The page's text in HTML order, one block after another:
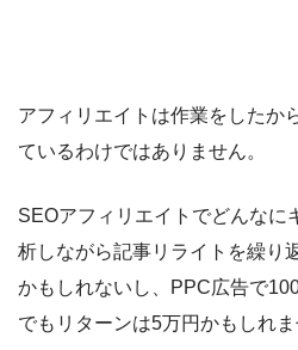
アフィリエイトは作業をしたか
ているわけではありません。
SEOアフィリエイトでどんなに
析しながら記事リライトを繰り
かもしれないし、PPC広告で
でもリターンは5万円かもしれま